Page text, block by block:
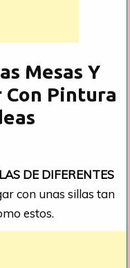
Mesas Y
Con Pintura
DE DIFERENTES
con unas sillas tan
estos.